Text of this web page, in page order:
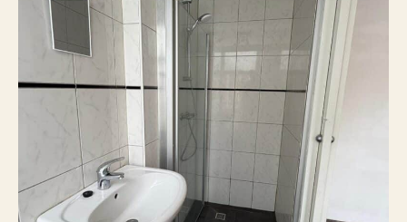
Balkon
Dakterras Nee
Parkeren
Betaald parkeren,
Parkeervergunningen
Inclusief BTW Nee